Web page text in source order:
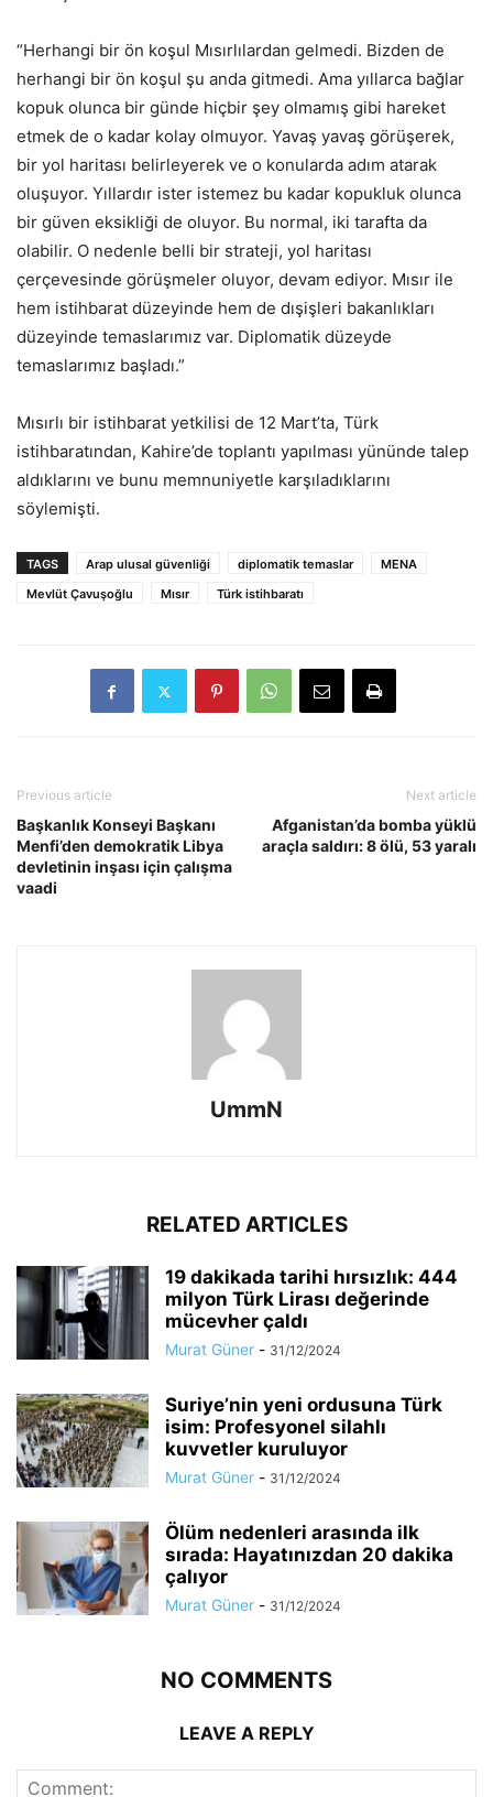
“Herhangi bir ön koşul Mısırlılardan gelmedi. Bizden de
herhangi bir ön koşul şu anda gitmedi. Ama yıllarca bağlar
kopuk olunca bir günde hiçbir şey olmamış gibi hareket
etmek de o kadar kolay olmuyor. Yavaş yavaş görüşerek,
bir yol haritası belirleyerek ve o konularda adım atarak
oluşuyor. Yıllardır ister istemez bu kadar kopukluk olunca
bir güven eksikliği de oluyor. Bu normal, iki tarafta da
olabilir. O nedenle belli bir strateji, yol haritası
çerçevesinde görüşmeler oluyor, devam ediyor. Mısır ile
hem istihbarat düzeyinde hem de dışişleri bakanlıkları
düzeyinde temaslarımız var. Diplomatik düzeyde
temaslarımız başladı.”
Mısırlı bir istihbarat yetkilisi de 12 Mart’ta, Türk
istihbaratından, Kahire’de toplantı yapılması yününde talep
aldıklarını ve bunu memnuniyetle karşıladıklarını
söylemişti.
TAGS Arap ulusal güvenliği diplomatik temaslar
MENA
Mevlüt Çavuşoğlu
Mısır Türk istihbaratı
Previous article
Başkanlık Konseyi Başkanı
Menfi’den demokratik Libya
devletinin inşası için çalışma
vaadi
Next article
Afganistan’da bomba yüklü
araçla saldırı: 8 ölü, 53 yaralı
UmmN
RELATED ARTICLES
19 dakikada tarihi hırsızlık: 444
milyon Türk Lirası değerinde
mücevher çaldı
Murat Güner - 31/12/2024
Suriye’nin yeni ordusuna Türk
isim: Profesyonel silahlı
kuvvetler kuruluyor
Murat Güner - 31/12/2024
Ölüm nedenleri arasında ilk
sırada: Hayatınızdan 20 dakika
çalıyor
Murat Güner - 31/12/2024
NO COMMENTS
LEAVE A REPLY